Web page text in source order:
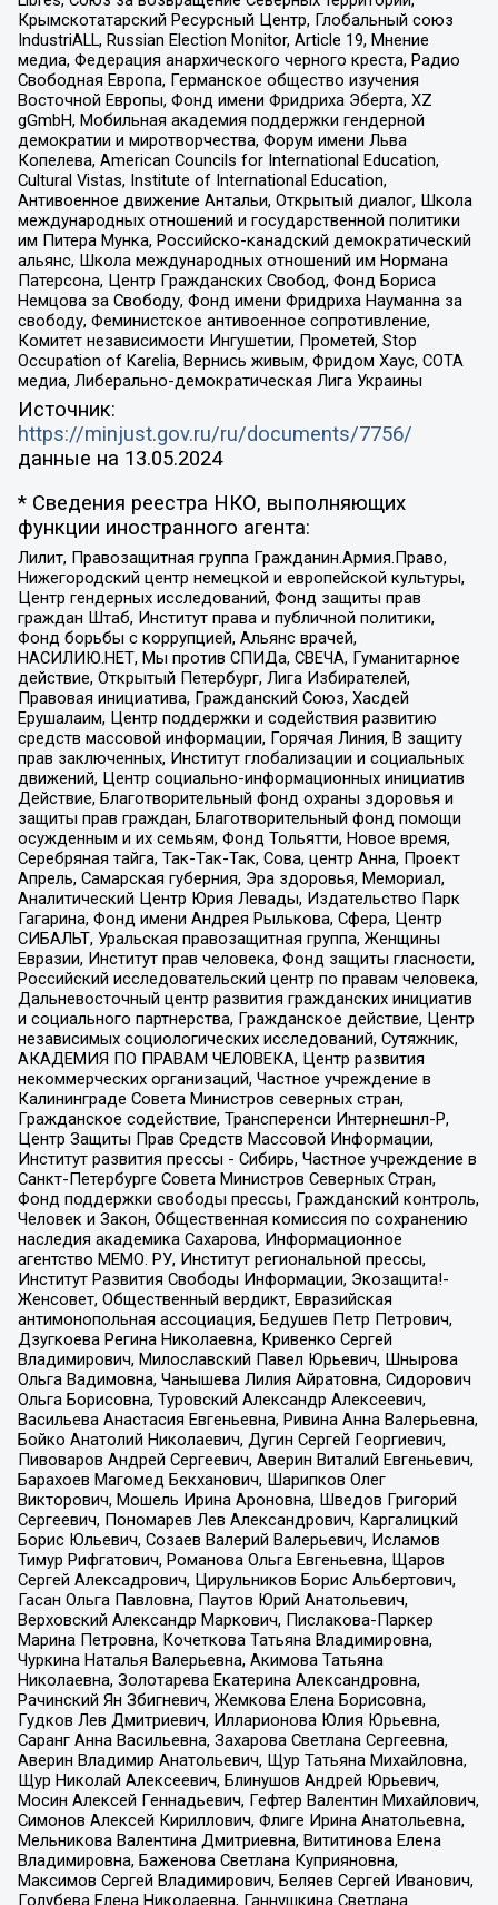
Крымскотатарский Ресурсный Центр, Глобальный союз
IndustriALL, Russian Election Monitor, Article 19, Мнение
медиа, Федерация анархического черного креста, Радио
Свободная Европа, Германское общество изучения
Восточной Европы, Фонд имени Фридриха Эберта, XZ
gGmbH, Мобильная академия поддержки гендерной
демократии и миротворчества, Форум имени Льва
Копелева, American Councils for International Education,
Cultural Vistas, Institute of International Education,
Антивоенное движение Антальи, Открытый диалог, Школа
международных отношений и государственной политики
им Питера Мунка, Российско-канадский демократический
альянс, Школа международных отношений им Нормана
Патерсона, Центр Гражданских Свобод, Фонд Бориса
Немцова за Свободу, Фонд имени Фридриха Науманна за
свободу, Феминистское антивоенное сопротивление,
Комитет независимости Ингушетии, Прометей, Stop
Occupation of Karelia, Вернись живым, Фридом Хаус, СОТА
медиа, Либерально-демократическая Лига Украины
Источник:
https://minjust.gov.ru/ru/documents/7756/
данные на 13.05.2024
* Сведения реестра НКО, выполняющих
функции иностранного агента:
Лилит, Правозащитная группа Гражданин.Армия.Право,
Нижегородский центр немецкой и европейской культуры,
Центр гендерных исследований, Фонд защиты прав
граждан Штаб, Институт права и публичной политики,
Фонд борьбы с коррупцией, Альянс врачей,
НАСИЛИЮ.НЕТ, Мы против СПИДа, СВЕЧА, Гуманитарное
действие, Открытый Петербург, Лига Избирателей,
Правовая инициатива, Гражданский Союз, Хасдей
Ерушалаим, Центр поддержки и содействия развитию
средств массовой информации, Горячая Линия, В защиту
прав заключенных, Институт глобализации и социальных
движений, Центр социально-информационных инициатив
Действие, Благотворительный фонд охраны здоровья и
защиты прав граждан, Благотворительный фонд помощи
осужденным и их семьям, Фонд Тольятти, Новое время,
Серебряная тайга, Так-Так-Так, Сова, центр Анна, Проект
Апрель, Самарская губерния, Эра здоровья, Мемориал,
Аналитический Центр Юрия Левады, Издательство Парк
Гагарина, Фонд имени Андрея Рылькова, Сфера, Центр
СИБАЛЬТ, Уральская правозащитная группа, Женщины
Евразии, Институт прав человека, Фонд защиты гласности,
Российский исследовательский центр по правам человека,
Дальневосточный центр развития гражданских инициатив
и социального партнерства, Гражданское действие, Центр
независимых социологических исследований, Сутяжник,
АКАДЕМИЯ ПО ПРАВАМ ЧЕЛОВЕКА, Центр развития
некоммерческих организаций, Частное учреждение в
Калининграде Совета Министров северных стран,
Гражданское содействие, Трансперенси Интернешнл-Р,
Центр Защиты Прав Средств Массовой Информации,
Институт развития прессы - Сибирь, Частное учреждение в
Санкт-Петербурге Совета Министров Северных Стран,
Фонд поддержки свободы прессы, Гражданский контроль,
Человек и Закон, Общественная комиссия по сохранению
наследия академика Сахарова, Информационное
агентство МЕМО. РУ, Институт региональной прессы,
Институт Развития Свободы Информации, Экозащита!-
Женсовет, Общественный вердикт, Евразийская
антимонопольная ассоциация, Бедушев Петр Петрович,
Дзугкоева Регина Николаевна, Кривенко Сергей
Владимирович, Милославский Павел Юрьевич, Шнырова
Ольга Вадимовна, Чанышева Лилия Айратовна, Сидорович
Ольга Борисовна, Туровский Александр Алексеевич,
Васильева Анастасия Евгеньевна, Ривина Анна Валерьевна,
Бойко Анатолий Николаевич, Дугин Сергей Георгиевич,
Пивоваров Андрей Сергеевич, Аверин Виталий Евгеньевич,
Барахоев Магомед Бекханович, Шарипков Олег
Викторович, Мошель Ирина Ароновна, Шведов Григорий
Сергеевич, Пономарев Лев Александрович, Каргалицкий
Борис Юльевич, Созаев Валерий Валерьевич, Исламов
Тимур Рифгатович, Романова Ольга Евгеньевна, Щаров
Сергей Алексадрович, Цирульников Борис Альбертович,
Гасан Ольга Павловна, Паутов Юрий Анатольевич,
Верховский Александр Маркович, Пислакова-Паркер
Марина Петровна, Кочеткова Татьяна Владимировна,
Чуркина Наталья Валерьевна, Акимова Татьяна
Николаевна, Золотарева Екатерина Александровна,
Рачинский Ян Збигневич, Жемкова Елена Борисовна,
Гудков Лев Дмитриевич, Илларионова Юлия Юрьевна,
Саранг Анна Васильевна, Захарова Светлана Сергеевна,
Аверин Владимир Анатольевич, Щур Татьяна Михайловна,
Щур Николай Алексеевич, Блинушов Андрей Юрьевич,
Мосин Алексей Геннадьевич, Гефтер Валентин Михайлович,
Симонов Алексей Кириллович, Флиге Ирина Анатольевна,
Мельникова Валентина Дмитриевна, Вититинова Елена
Владимировна, Баженова Светлана Куприяновна,
Максимов Сергей Владимирович, Беляев Сергей Иванович,